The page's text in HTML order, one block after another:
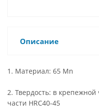
Описание
1. Материал: 65 Mn
2. Твердость: в крепежной
части HRC40-45